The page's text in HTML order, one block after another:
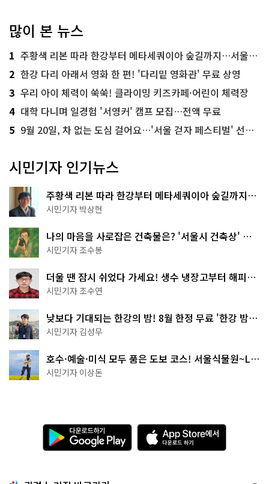
많이 본 뉴스
1 주황색 리본 따라 한강부터 메타세쿼이아 숲길까지…서울둘레길 15코스
2 한강 다리 아래서 영화 한 편! '다리밑 영화관' 무료 상영
3 우리 아이 체력이 쑥쑥! 클라이밍 키즈카페·어린이 체력장
4 대학 다니며 일경험 '서영커' 캠프 모집…전액 무료
5 9월 20일, 차 없는 도심 걸어요…'서울 걷자 페스티벌' 선착순 5천명
시민기자 인기뉴스
주황색 리본 따라 한강부터 메타세쿼이아 숲길까지…
서울둘레길 15코스
시민기자 박상현
나의 마음을 사로잡은 건축물은? '서울시 건축상' 수
상작 공개!
시민기자 조수봉
더울 땐 잠시 쉬었다 가세요! 생수 냉장고부터 해피소
·무더위쉼터까지
시민기자 조수연
낮보다 기대되는 한강의 밤! 8월 한정 무료 '한강 밤
핑' 예약은?
시민기자 김성무
호수·예술·미식 모두 품은 도보 코스! 서울식물원~LG
아트센터~마곡테라스거리
시민기자 이상돈
다
운
로
기
A
p
p